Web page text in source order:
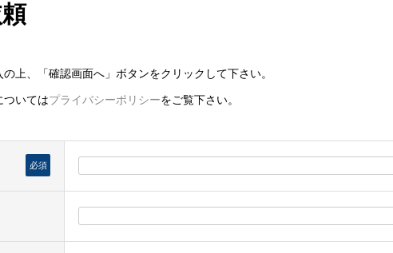
上、「確認画面へ」ボタンをクリックして下さい。
ついてはプライバシーポリシーをご覧下さい。
必須